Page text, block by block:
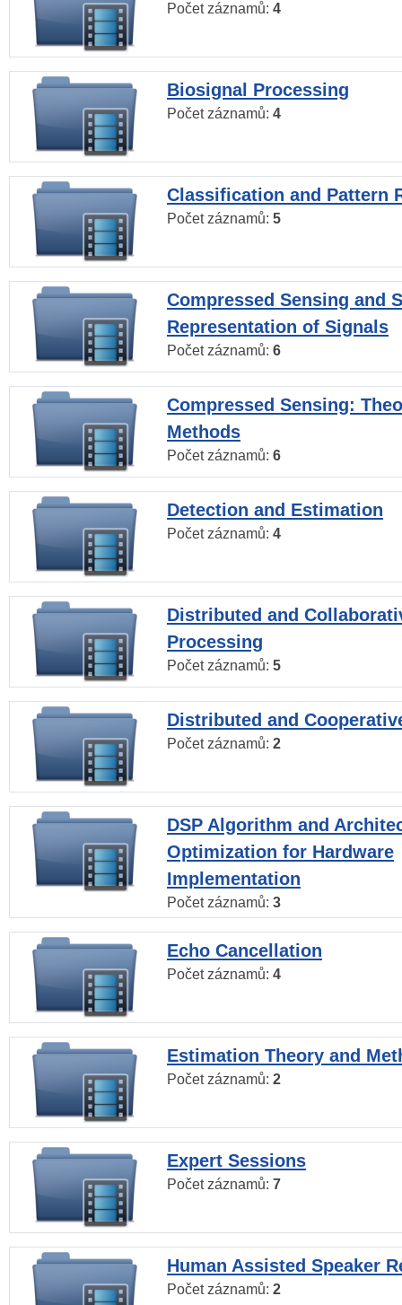
Počet záznamů: 4
Biosignal Processing
Počet záznamů: 4
Classification and Pattern
Počet záznamů: 5
Compressed Sensing and
Representation of Signals
Počet záznamů: 6
Compressed Sensing:
Methods
Počet záznamů: 6
Detection and Estimation
Počet záznamů: 4
Distributed and
Processing
Počet záznamů: 5
Distributed and
Počet záznamů: 2
DSP Algorithm and
Optimization for Hardware
Implementation
Počet záznamů: 3
Echo Cancellation
Počet záznamů: 4
Estimation Theory and
Počet záznamů: 2
Expert Sessions
Počet záznamů: 7
Human Assisted Speaker
Počet záznamů: 2